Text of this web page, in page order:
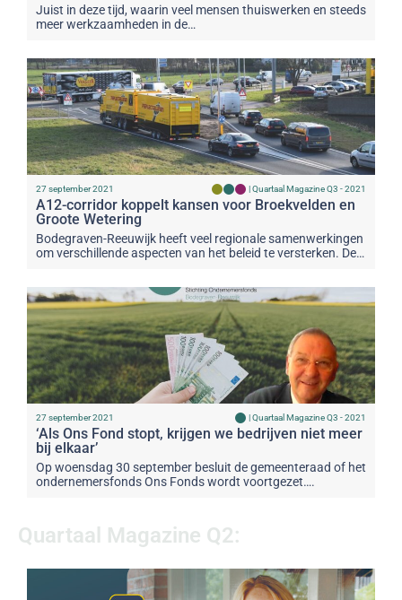
Juist in deze tijd, waarin veel mensen thuiswerken en steeds
meer werkzaamheden in de…
27 september 2021 |Quartaal Magazine Q3 - 2021
A12-corridor koppelt kansen voor Broekvelden en
Groote Wetering
Bodegraven-Reeuwijk heeft veel regionale samenwerkingen
om verschillende aspecten van het beleid te versterken. De…
27 september 2021 |Quartaal Magazine Q3 - 2021
‘Als Ons Fond stopt, krijgen we bedrijven niet meer
bij elkaar’
Op woensdag 30 september besluit de gemeenteraad of het
ondernemersfonds Ons Fonds wordt voortgezet….
Quartaal Magazine Q2: